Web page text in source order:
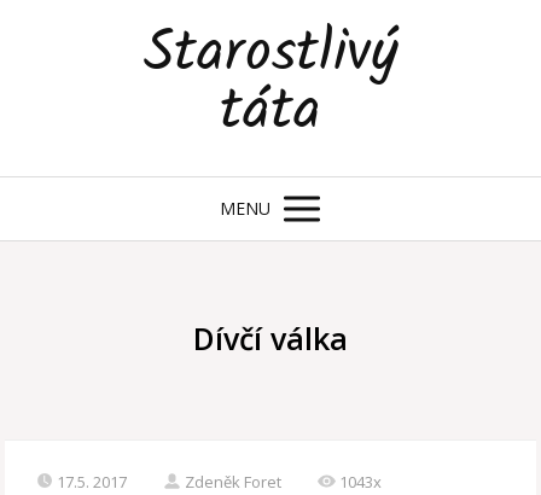
Starostlivý
táta
MENU
Dívčí válka
17.5. 2017 Zdeněk Foret 1043x